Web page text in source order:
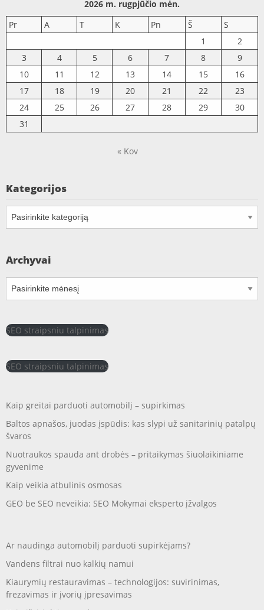
2026 m. rugpjūčio mėn.
Pr
A T K Pn Š
S
1
2
3
4 5 6 7 8
9
10
11 12 13 14 15
16
17
18 19 20 21 22
23
24
25 26 27 28 29
30
31
« Kov
Kategorijos
Kategorijos
Archyvai
Archyvai
SEO straipsniu talpinimas
SEO straipsniu talpinimas
Kaip greitai parduoti automobilį – supirkimas
Baltos apnašos, juodas įspūdis: kas slypi už sanitarinių patalpų
švaros
Nuotraukos spauda ant drobės – pritaikymas šiuolaikiniame
gyvenime
Kaip veikia atbulinis osmosas
GEO be SEO neveikia: SEO Mokymai eksperto įžvalgos
Ar naudinga automobilį parduoti supirkėjams?
Vandens filtrai nuo kalkių namui
Kiaurymių restauravimas – technologijos: suvirinimas,
frezavimas ir įvorių įpresavimas